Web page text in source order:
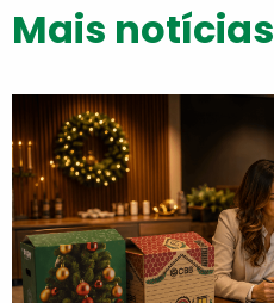
Mais notícias